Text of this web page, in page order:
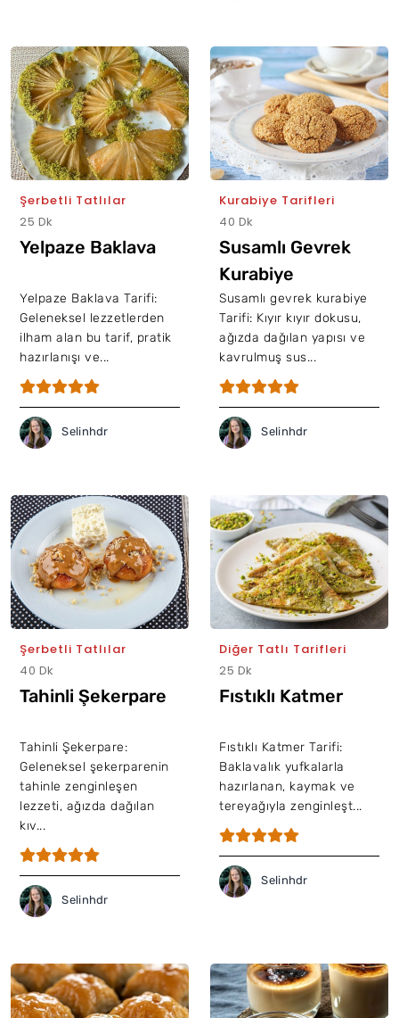
Şerbetli Tatlılar
25 Dk
Yelpaze Baklava
Yelpaze Baklava Tarifi:
Geleneksel lezzetlerden
ilham alan bu tarif, pratik
hazırlanışı ve...
Selinhdr
Kurabiye Tarifleri
40 Dk
Susamlı Gevrek
Kurabiye
Susamlı gevrek kurabiye
Tarifi: Kıyır kıyır dokusu,
ağızda dağılan yapısı ve
kavrulmuş sus...
Selinhdr
Şerbetli Tatlılar
40 Dk
Tahinli Şekerpare
Tahinli Şekerpare:
Geleneksel şekerparenin
tahinle zenginleşen
lezzeti, ağızda dağılan
kıv...
Selinhdr
Diğer Tatlı Tarifleri
25 Dk
Fıstıklı Katmer
Fıstıklı Katmer Tarifi:
Baklavalık yufkalarla
hazırlanan, kaymak ve
tereyağıyla zenginleşt...
Selinhdr